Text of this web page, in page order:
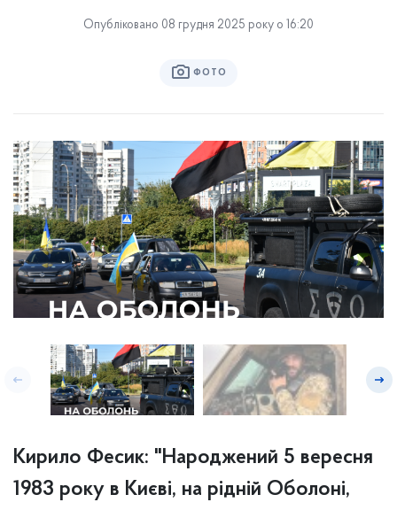
Опубліковано 08 грудня 2025 року о 16:20
ФОТО
Кирило Фесик: "Народжений 5 вересня
1983 року в Києві, на рідній Оболоні,